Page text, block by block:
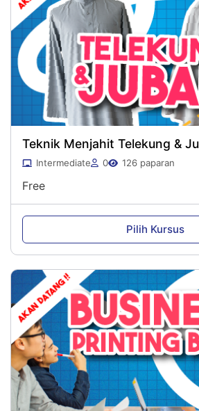
Teknik Menjahit Telekung &
Intermediate 0 126 paparan
Free
Pilih Kursus